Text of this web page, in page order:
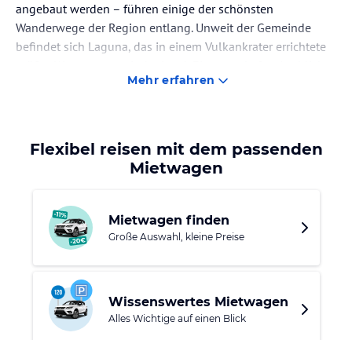
angebaut werden – führen einige der schönsten
Wanderwege der Region entlang. Unweit der Gemeinde
befindet sich Laguna, das in einem Vulkankrater errichtete
entfaltet sich vor Ihren Augen am Naturschwimmbecken
Andrés y Sauces entdecken, wo das 511 Hektar große
UNESCO-Biosphärenreservat Los Tilos ruht.
Mehr erfahren
Flexibel reisen mit dem passenden
Mietwagen
Mietwagen finden
Große Auswahl, kleine Preise
Wissenswertes Mietwagen
Alles Wichtige auf einen Blick